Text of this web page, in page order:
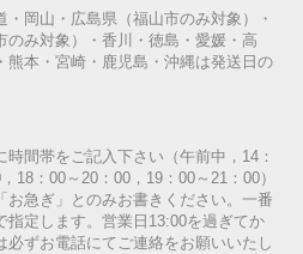
岡山・広島県（福山市のみ対象）・
のみ対象）・香川・徳島・愛媛・高
熊本・宮崎・鹿児島・沖縄は発送日の
間帯をご記入下さい（午前中，14：
18：00～20：00，19：00～21：00）
お急ぎ」とのみお書きください。一番
指定します。営業日13:00を過ぎてか
必ずお電話にてご連絡をお願いいたし